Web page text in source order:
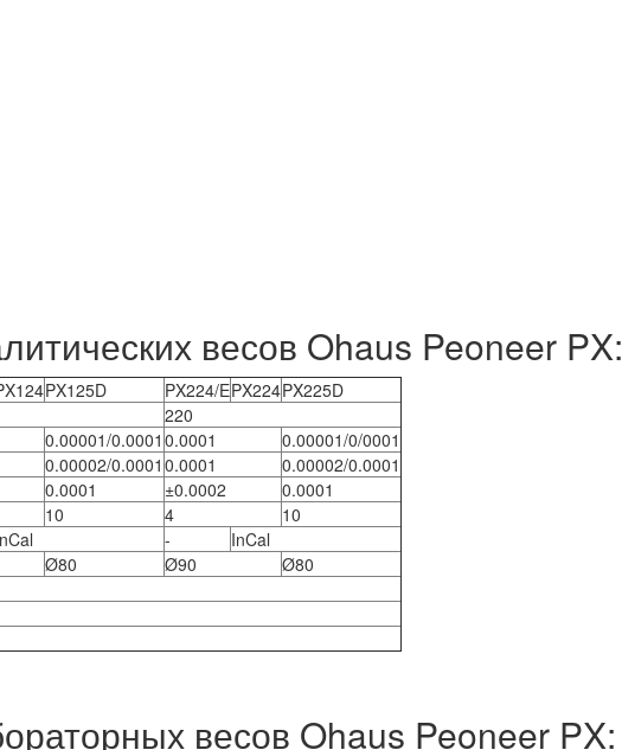
весов Ohaus Peoneer PX:
PX125D PX224/EPX224PX225D
220
0.00001/0.0001 0.0001
0.00001/0/0001
0.00002/0.0001 0.0001
0.00002/0.0001
0.0001 ±0.0002
0.0001
10 4
10
-
InCal
Ø80 Ø90
Ø80
весов Ohaus Peoneer PX: